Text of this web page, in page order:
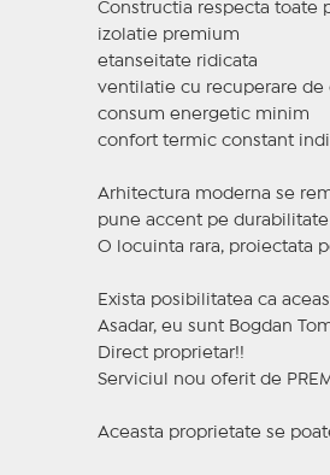
Constructia respecta toate
izolatie premium
etanseitate ridicata
ventilatie cu recuperare de
consum energetic minim
confort termic constant
Arhitectura moderna se
pune accent pe
O locuinta rara, proiectata
Exista posibilitatea ca
Asadar, eu sunt Bogdan
Direct proprietar!!
Serviciul nou oferit de
Aceasta proprietate se